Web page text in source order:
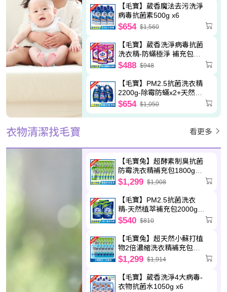
【毛寶】葳香魔法去污洗淨
病毒抗菌素500g x6
$654 $1,560
【毛寶】葳香洗淨病毒抗菌
洗衣精-防蟎極淨 補充包
2000g x6
$488 $948
【毛寶】PM2.5抗菌洗衣精
2200g-除霉防蟎x2+天然植
萃x2+制臭極淨x2
$654 $1,050
衣物清潔找毛寶 看更多
【毛寶兔】超酵素制臭抗菌
防霉洗衣精補充包1800g
x12
$1,299 $1,908
【毛寶】PM2.5抗菌洗衣
精-天然植萃補充包2000g
x6
$540 $810
【毛寶兔】超天然小蘇打植
物2倍濃縮洗衣精補充包
800g x6 +【毛寶兔】超酵
素制臭抗菌防霉洗衣精補充
包1800g x6
$1,299 $1,914
【毛寶】葳香洗淨4大病毒-
衣物抗菌水1050g x6